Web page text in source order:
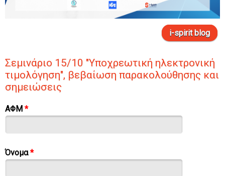
i-spirit blog
Σεμινάριο 15/10 "Υποχρεωτική ηλεκτρονική
τιμολόγηση", βεβαίωση παρακολούθησης και
σημειώσεις
ΑΦΜ *
Όνομα*